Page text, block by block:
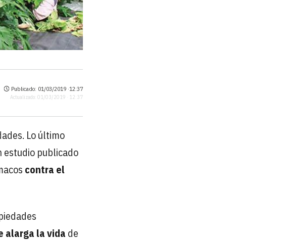
Publicado: 01/03/2019 ·12:37
Actualizado: 01/03/2019 · 12:37
Lo último
estudio publicado
contra el
alarga la vida de